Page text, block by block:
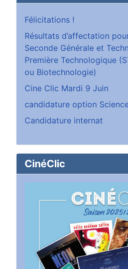
Félicitations !
Résultats d’affectation
Seconde Générale et
Première Technologique
ou Biotechnologie)
Cine Clic Mardi 9 Juin
candidature option
Candidature internat
CinéClic